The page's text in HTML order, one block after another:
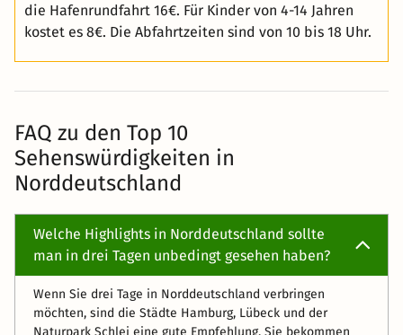
die Hafenrundfahrt 16€. Für Kinder von 4-14 Jahren
kostet es 8€. Die Abfahrtzeiten sind von 10 bis 18 Uhr.
FAQ zu den Top 10
Sehenswürdigkeiten in
Norddeutschland
Welche Highlights in Norddeutschland sollte
man in drei Tagen unbedingt gesehen haben?
Wenn Sie drei Tage in Norddeutschland verbringen
möchten, sind die Städte Hamburg, Lübeck und der
Naturpark Schlei eine gute Empfehlung. Sie bekommen